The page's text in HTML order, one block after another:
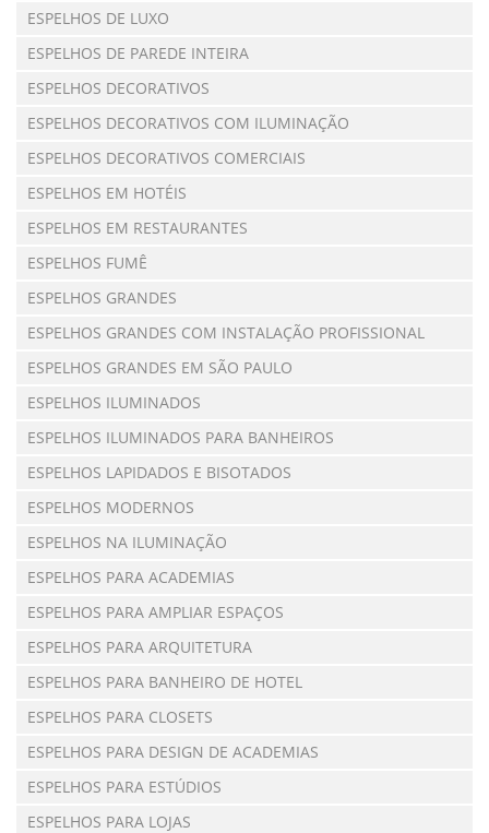
ESPELHOS DE LUXO
ESPELHOS DE PAREDE INTEIRA
ESPELHOS DECORATIVOS
ESPELHOS DECORATIVOS COM ILUMINAÇÃO
ESPELHOS DECORATIVOS COMERCIAIS
ESPELHOS EM HOTÉIS
ESPELHOS EM RESTAURANTES
ESPELHOS FUMÊ
ESPELHOS GRANDES
ESPELHOS GRANDES COM INSTALAÇÃO PROFISSIONAL
ESPELHOS GRANDES EM SÃO PAULO
ESPELHOS ILUMINADOS
ESPELHOS ILUMINADOS PARA BANHEIROS
ESPELHOS LAPIDADOS E BISOTADOS
ESPELHOS MODERNOS
ESPELHOS NA ILUMINAÇÃO
ESPELHOS PARA ACADEMIAS
ESPELHOS PARA AMPLIAR ESPAÇOS
ESPELHOS PARA ARQUITETURA
ESPELHOS PARA BANHEIRO DE HOTEL
ESPELHOS PARA CLOSETS
ESPELHOS PARA DESIGN DE ACADEMIAS
ESPELHOS PARA ESTÚDIOS
ESPELHOS PARA LOJAS